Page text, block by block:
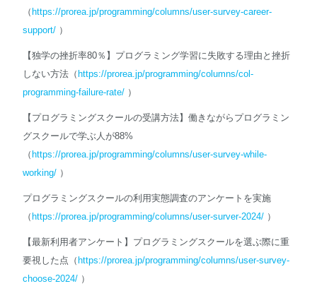
（ https://prorea.jp/programming/columns/user-survey-career-
support/）
【独学の挫折率80％】プログラミング学習に失敗する理由と挫折
しない方法（ https://prorea.jp/programming/columns/col-
programming-failure-rate/）
【プログラミングスクールの受講方法】働きながらプログラミン
グスクールで学ぶ人が88%
（ https://prorea.jp/programming/columns/user-survey-while-
working/）
プログラミングスクールの利用実態調査のアンケートを実施
（ https://prorea.jp/programming/columns/user-surver-2024/）
【最新利用者アンケート】プログラミングスクールを選ぶ際に重
要視した点（ https://prorea.jp/programming/columns/user-survey-
choose-2024/）